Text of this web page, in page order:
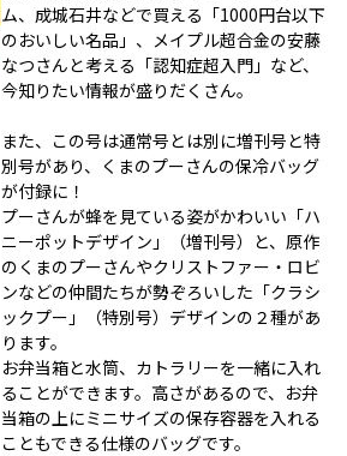
ム、成城石井などで買える「1000円台以下
のおいしい名品」、メイプル超合金の安藤
なつさんと考える「認知症超入門」など、
今知りたい情報が盛りだくさん。
また、この号は通常号とは別に増刊号と特
別号があり、くまのプーさんの保冷バッグ
が付録に！
プーさんが蜂を見ている姿がかわいい「ハ
ニーポットデザイン」（増刊号）と、原作
のくまのプーさんやクリストファー・ロビ
ンなどの仲間たちが勢ぞろいした「クラシ
ックプー」（特別号）デザインの２種があ
ります。
お弁当箱と水筒、カトラリーを一緒に入れ
ることができます。高さがあるので、お弁
当箱の上にミニサイズの保存容器を入れる
こともできる仕様のバッグです。